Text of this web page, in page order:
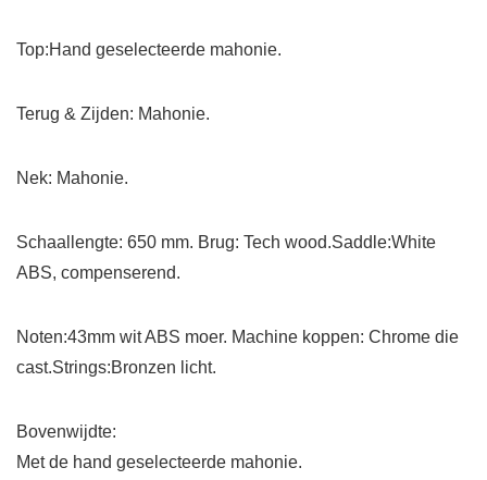
Top:Hand geselecteerde mahonie.
Terug & Zijden: Mahonie.
Nek: Mahonie.
Schaallengte: 650 mm. Brug: Tech wood.Saddle:White
ABS, compenserend.
Noten:43mm wit ABS moer. Machine koppen: Chrome die
cast.Strings:Bronzen licht.
Bovenwijdte:
Met de hand geselecteerde mahonie.